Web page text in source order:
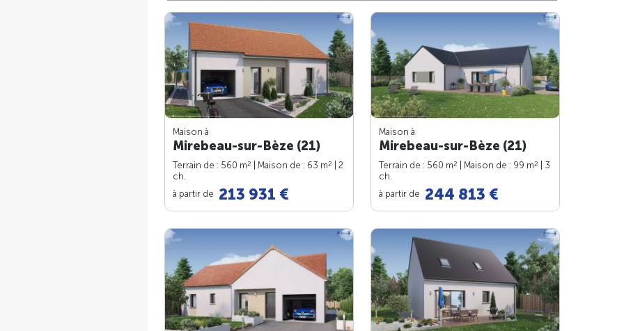
Maison à
Mirebeau-sur-Bèze (21)
Terrain de : 560 m2 | Maison de : 63 m2
| 2
ch.
à partir de 213 931 €
Maison à
Mirebeau-sur-Bèze (21)
Terrain de : 560 m2 | Maison de : 99 m2
| 3
ch.
à partir de 244 813 €